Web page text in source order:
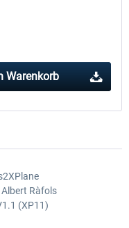
Warenkorb
Ràfols
(XP11)